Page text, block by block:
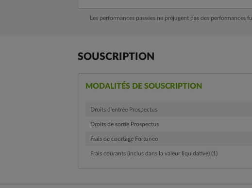
Les performances passées ne préjugent pas des performances
SOUSCRIPTION
MODALITÉS DE SOUSCRIPTION
Droits d'entrée Prospectus
Droits de sortie Prospectus
Frais de courtage Fortuneo
Frais courants (inclus dans la valeur liquidative) (1)